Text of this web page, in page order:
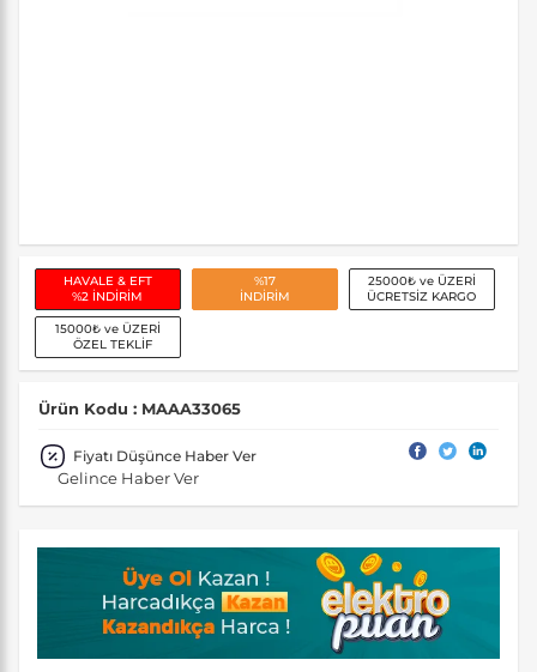
HAVALE & EFT
%2 İNDİRİM
%17
İNDİRİM
25000₺ ve ÜZERİ
ÜCRETSİZ KARGO
15000₺ ve ÜZERİ
ÖZEL TEKLİF
Ürün Kodu : MAAA33065
Fiyatı Düşünce Haber Ver
Gelince Haber Ver